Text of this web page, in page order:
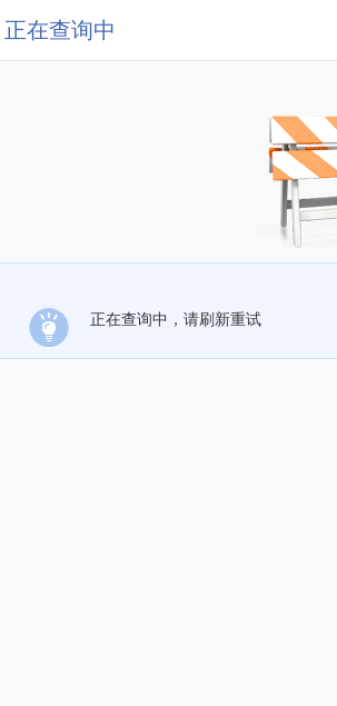
正在查询中
正在查询中，请刷新重试